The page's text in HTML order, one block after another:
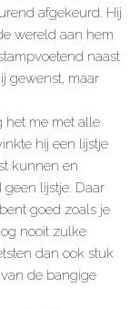
afgekeurd. Hij
wereld aan hem
naast
gewenst, maar
het me met alle
hij een lijstje
kunnen en
lijstje. Daar
goed zoals je
nooit zulke
dan ook stuk
de bangige